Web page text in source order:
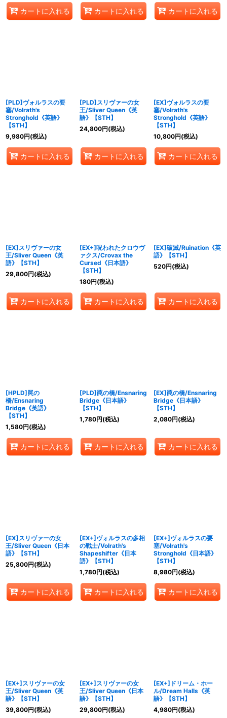
カートに入れる カートに入れる カートに入れる
[PLD]ヴォルラスの要
塞/Volrath's
Stronghold《英語》
【STH】
9,980円(税込)
カートに入れる
[PLD]スリヴァーの女
王/Sliver Queen《英
語》【STH】
24,800円(税込)
カートに入れる
[EX]ヴォルラスの要
塞/Volrath's
Stronghold《英語》
【STH】
10,800円(税込)
カートに入れる
[EX]スリヴァーの女
王/Sliver Queen《英
語》【STH】
29,800円(税込)
カートに入れる
[EX+]呪われたクロウヴ
ァクス/Crovax the
Cursed《日本語》
【STH】
180円(税込)
カートに入れる
[EX]破滅/Ruination《英
語》【STH】
520円(税込)
カートに入れる
[HPLD]罠の
橋/Ensnaring
Bridge《英語》
【STH】
1,580円(税込)
カートに入れる
[PLD]罠の橋/Ensnaring
Bridge《日本語》
【STH】
1,780円(税込)
カートに入れる
[EX]罠の橋/Ensnaring
Bridge《日本語》
【STH】
2,080円(税込)
カートに入れる
[EX]スリヴァーの女
王/Sliver Queen《日本
語》【STH】
25,800円(税込)
カートに入れる
[EX+]ヴォルラスの多相
の戦士/Volrath's
Shapeshifter《日本
語》【STH】
1,780円(税込)
カートに入れる
[EX+]ヴォルラスの要
塞/Volrath's
Stronghold《日本語》
【STH】
8,980円(税込)
カートに入れる
[EX+]スリヴァーの女
王/Sliver Queen《英
語》【STH】
39,800円(税込)
[EX+]スリヴァーの女
王/Sliver Queen《日本
語》【STH】
29,800円(税込)
[EX+]ドリーム・ホー
ル/Dream Halls《英
語》【STH】
4,980円(税込)